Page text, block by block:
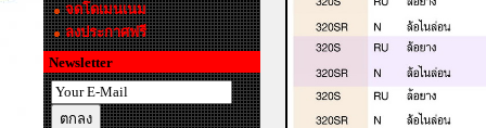
จดโดเมนเนม
ลงประกาศฟรี
Newsletter